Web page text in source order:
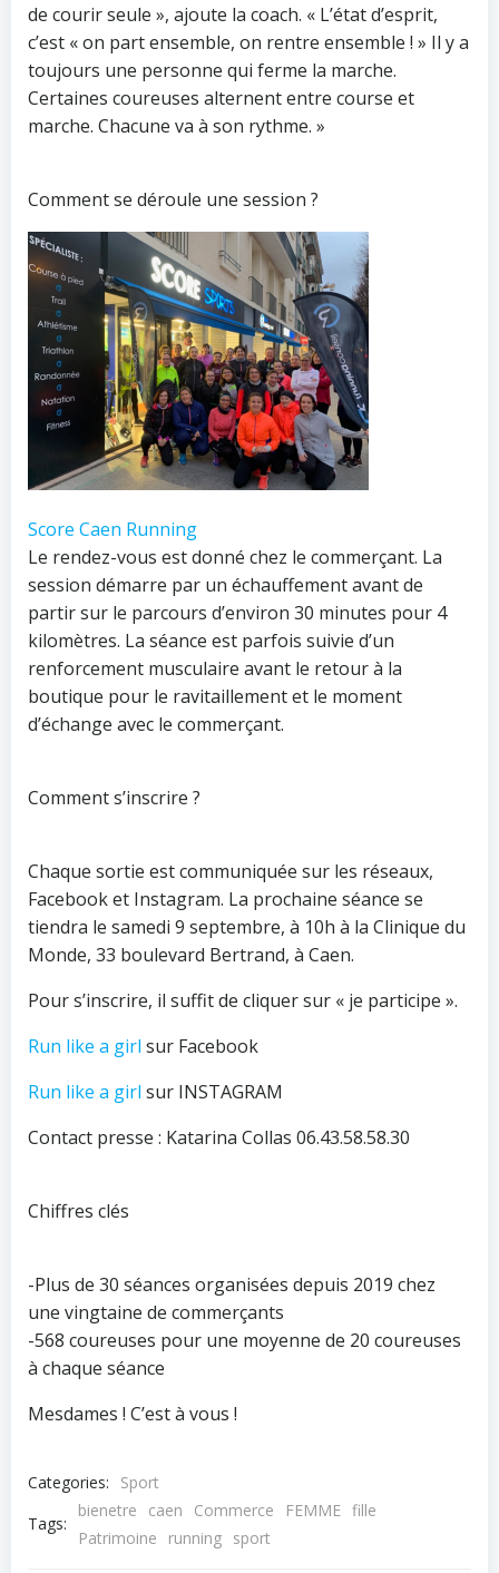
de courir seule », ajoute la coach. « L’état d’esprit,
c’est « on part ensemble, on rentre ensemble ! » Il y a
toujours une personne qui ferme la marche.
Certaines coureuses alternent entre course et
marche. Chacune va à son rythme. »
Comment se déroule une session ?
Score Caen Running
Le rendez-vous est donné chez le commerçant. La
session démarre par un échauffement avant de
partir sur le parcours d’environ 30 minutes pour 4
kilomètres. La séance est parfois suivie d’un
renforcement musculaire avant le retour à la
boutique pour le ravitaillement et le moment
d’échange avec le commerçant.
Comment s’inscrire ?
Chaque sortie est communiquée sur les réseaux,
Facebook et Instagram. La prochaine séance se
tiendra le samedi 9 septembre, à 10h à la Clinique du
Monde, 33 boulevard Bertrand, à Caen.
Pour s’inscrire, il suffit de cliquer sur « je participe ».
Run like a girl sur Facebook
Run like a girl sur INSTAGRAM
Contact presse : Katarina Collas 06.43.58.58.30
Chiffres clés
-Plus de 30 séances organisées depuis 2019 chez
une vingtaine de commerçants
-568 coureuses pour une moyenne de 20 coureuses
à chaque séance
Mesdames ! C’est à vous !
Categories:
Sport
Tags:
bienetre caen Commerce FEMME fille
Patrimoine
running sport